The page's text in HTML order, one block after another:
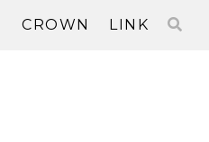
CROWN LINK